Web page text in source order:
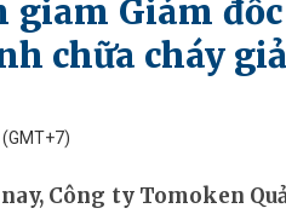
giam Giám
chữa cháy giả
(GMT+7)
nay, Công ty Tomoken